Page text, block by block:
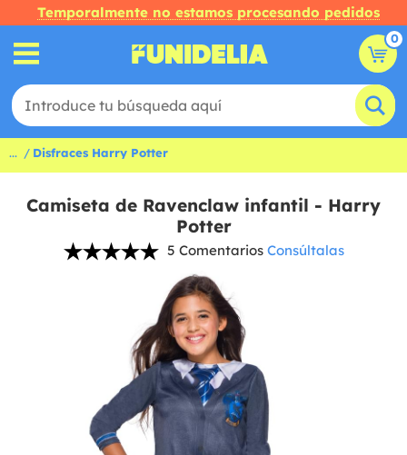
Temporalmente no estamos procesando pedidos
0
... Disfraces Harry Potter
Camiseta de Ravenclaw infantil - Harry
Potter
5 Comentarios Consúltalas